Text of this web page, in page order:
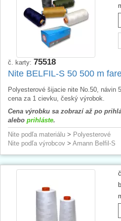
č. karty: 75518
Nite BELFIL-S 50 500 m
Polyesterové šijacie nite No.50, návin
cena za 1 cievku, český výrobok.
Cena výrobku sa zobrazí až po
alebo prihláste.
Nite podľa materiálu > Polyesterové
Nite podľa výrobcov > Amann Belfil-S